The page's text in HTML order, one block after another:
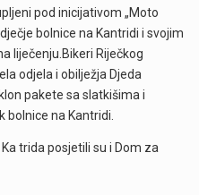
pod inicijativom „Moto
bolnice na Kantridi i svojim
liječenju.Bikeri Riječkog
odjela i obilježja Djeda
pakete sa slatkišima i
bolnice na Kantridi.
trida posjetili su i Dom za